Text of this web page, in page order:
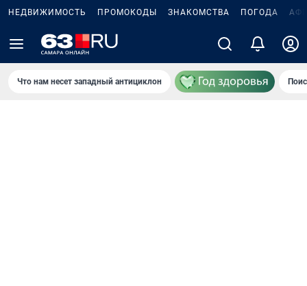
НЕДВИЖИМОСТЬ ПРОМОКОДЫ ЗНАКОМСТВА ПОГОДА
Что нам несет западный антициклон